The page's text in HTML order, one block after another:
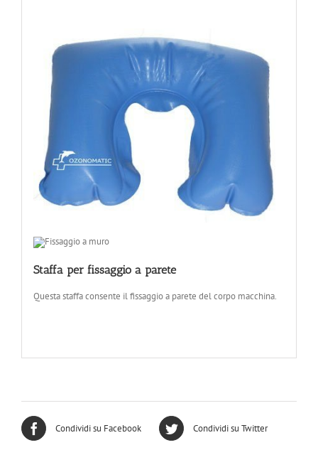
Staffa per fissaggio a parete
Questa staffa consente il fissaggio a parete del corpo macchina.
Condividi su Facebook Condividi su Twitter